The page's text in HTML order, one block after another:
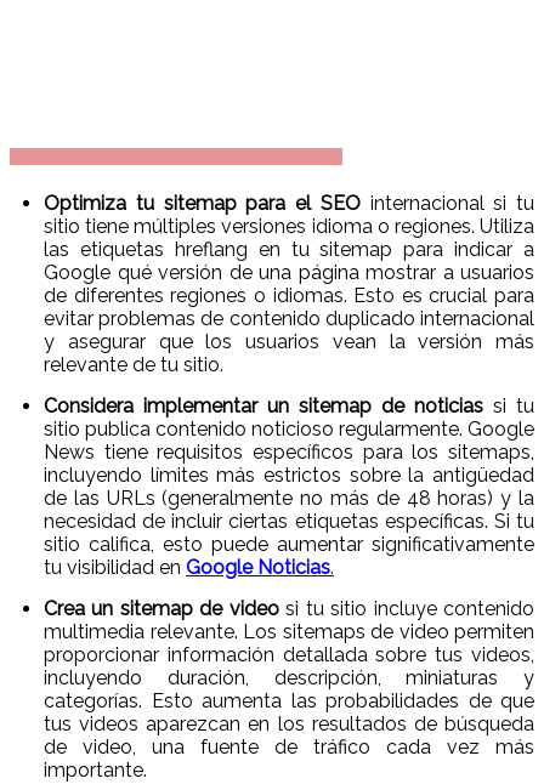
Optimiza tu sitemap para el SEOinternacional si tu
sitio tiene múltiples versiones idioma o regiones. Utiliza
las etiquetas hreflang en tu sitemap para indicar a
Google qué versión de una página mostrar a usuarios
de diferentes regiones o idiomas. Esto es crucial para
evitar problemas de contenido duplicado internacional
y asegurar que los usuarios vean la versión más
relevante de tu sitio.
Considera implementar un sitemap de noticias si tu
sitio publica contenido noticioso regularmente. Google
News tiene requisitos específicos para los sitemaps,
incluyendo límites más estrictos sobre la antigüedad
de las URLs (generalmente no más de 48 horas) y la
necesidad de incluir ciertas etiquetas específicas. Si tu
sitio califica, esto puede aumentar significativamente
tu visibilidad en Google Noticias.
Crea un sitemap de video si tu sitio incluye contenido
multimedia relevante. Los sitemaps de video permiten
proporcionar información detallada sobre tus videos,
incluyendo duración, descripción, miniaturas y
categorías. Esto aumenta las probabilidades de que
tus videos aparezcan en los resultados de búsqueda
de video, una fuente de tráfico cada vez más
importante.